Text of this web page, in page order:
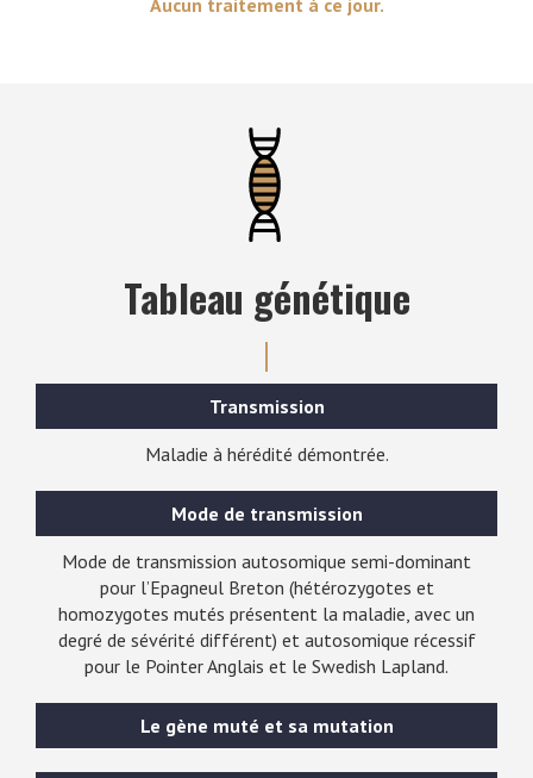
Aucun traitement à ce jour.
Tableau génétique
Transmission
Maladie à hérédité démontrée.
Mode de transmission
Mode de transmission autosomique semi-dominant
pour l’Epagneul Breton (hétérozygotes et
homozygotes mutés présentent la maladie, avec un
degré de sévérité différent) et autosomique récessif
pour le Pointer Anglais et le Swedish Lapland.
Le gène muté et sa mutation